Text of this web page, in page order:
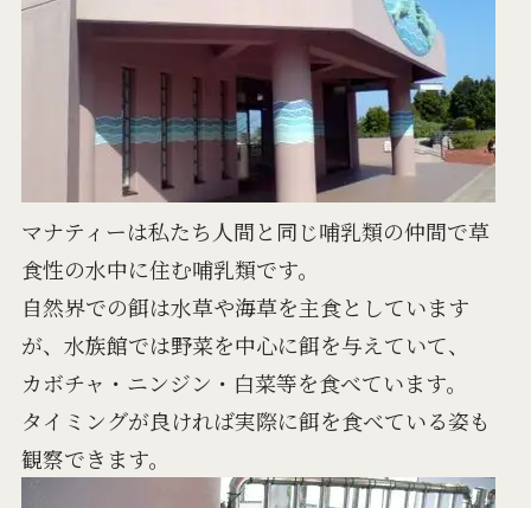
マナティーは私たち人間と同じ哺乳類の仲間で草
食性の水中に住む哺乳類です。
自然界での餌は水草や海草を主食としています
が、水族館では野菜を中心に餌を与えていて、
カボチャ・ニンジン・白菜等を食べています。
タイミングが良ければ実際に餌を食べている姿も
観察できます。